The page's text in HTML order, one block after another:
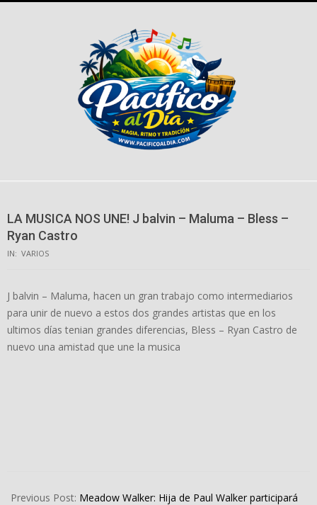
LA MUSICA NOS UNE! J balvin – Maluma – Bless –
Ryan Castro
IN: VARIOS
J balvin – Maluma, hacen un gran trabajo como intermediarios
para unir de nuevo a estos dos grandes artistas que en los
ultimos días tenian grandes diferencias, Bless – Ryan Castro de
nuevo una amistad que une la musica
05-
Previous Post: Meadow Walker: Hija de Paul Walker participará